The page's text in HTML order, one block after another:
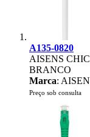
A135-0820
AISENS
BRANCO
Marca:
Preço sob consulta